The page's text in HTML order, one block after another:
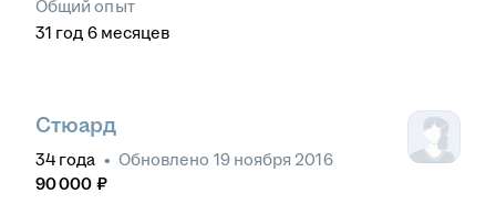
Общий опыт
31 год 6 месяцев
Стюард
34 года • Обновлено 19 ноября 2016
90 000 ₽